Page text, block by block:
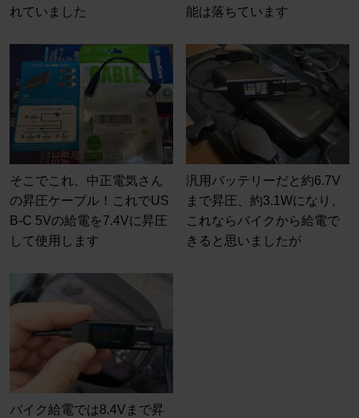
れていました
能は落ちています
そこでこれ、中正電気さん
の昇圧ケーブル！これでUS
B-C 5Vの給電を7.4Vに昇圧
して使用します
汎用バッテリーだと約6.7V
まで昇圧、約3.1Wになり、
これならバイクから給電で
きると思いましたが
バイク給電では8.4Vまで昇